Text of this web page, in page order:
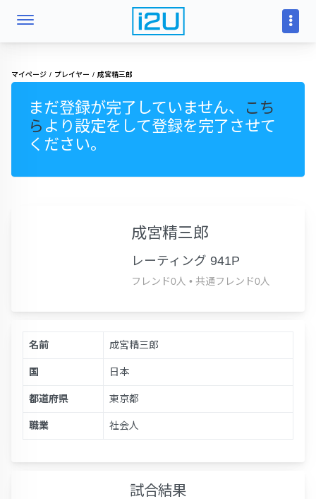
マイページ プレイヤー 成宮精三郎
まだ登録が完了していません、
こち
ら より設定をして登録を完了させて
ください。
成宮精三郎
レーティング 941P
フレンド0人 • 共通フレンド0人
名前 成宮精三郎
国 日本
都道府県 東京都
職業 社会人
試合結果